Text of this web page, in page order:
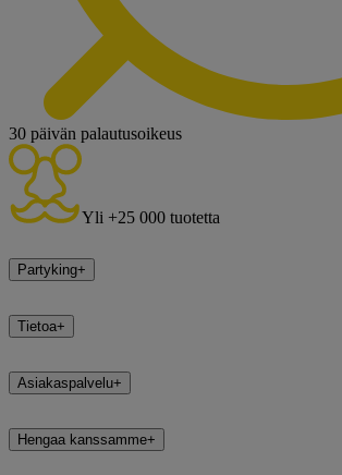
30 päivän palautusoikeus
Yli +25 000 tuotetta
Partyking+
Tietoa+
Asiakaspalvelu+
Hengaa kanssamme+